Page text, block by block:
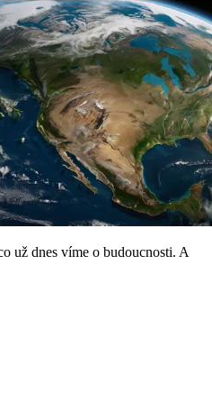
už dnes víme o budoucnosti. A